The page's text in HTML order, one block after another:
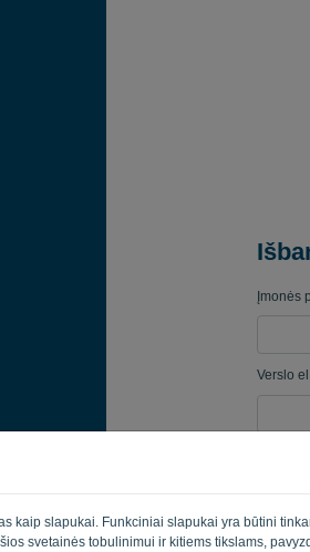
kaip slapukai. Funkciniai slapukai yra būtini
svetainės tobulinimui ir kitiems tikslams,
Įmonės
Verslo